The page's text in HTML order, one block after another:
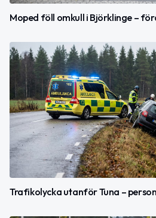
Moped föll omkull i Björklinge –
Trafikolycka utanför Tuna –